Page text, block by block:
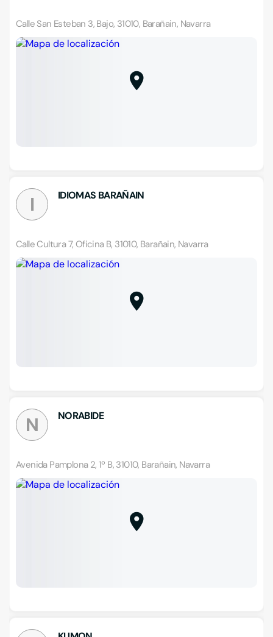
Calle San Esteban 3, Bajo, 31010, Barañain, Navarra
I IDIOMAS BARAÑAIN
Calle Cultura 7, Oficina B, 31010, Barañain, Navarra
N NORABIDE
Avenida Pamplona 2, 1º B, 31010, Barañain, Navarra